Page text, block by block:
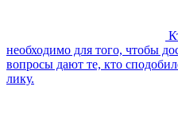
необходимо для того, чтобы
вопросы дают те, кто
лику.